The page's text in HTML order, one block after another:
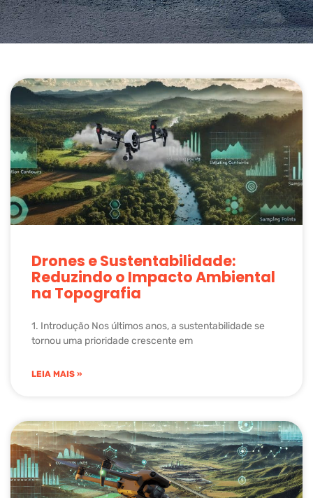
Drones e Sustentabilidade:
Reduzindo o Impacto Ambiental
na Topografia
1. Introdução Nos últimos anos, a sustentabilidade se
tornou uma prioridade crescente em
LEIA MAIS »